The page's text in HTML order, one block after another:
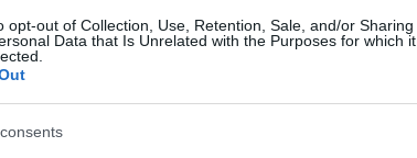
opt-out of Collection, Use, Retention, Sale, and/or Sharing
Data that Is Unrelated with the Purposes for which it